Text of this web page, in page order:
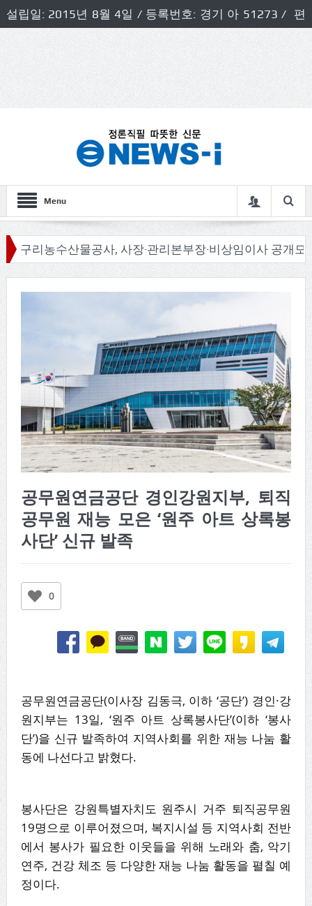
설립일: 2015년 8월 4일 / 등록번호: 경기 아 51273 / 편
집인 및 발행인: 허득천 / 개인정보책임자 및 청소년보호호
책임자: 최상규
Menu
농수산물공사, 사장·관리본부장·비상임이사 공개모집
공무원연금공단 경인강원지부, 퇴직
공무원 재능 모은 ‘원주 아트 상록봉
사단’ 신규 발족
0
공무원연금공단(이사장 김동극, 이하 ‘공단’) 경인·강
원지부는 13일, ‘원주 아트 상록봉사단’(이하 ‘봉사
단’)을 신규 발족하여 지역사회를 위한 재능 나눔 활
동에 나선다고 밝혔다.
봉사단은 강원특별자치도 원주시 거주 퇴직공무원
19명으로 이루어졌으며, 복지시설 등 지역사회 전반
에서 봉사가 필요한 이웃들을 위해 노래와 춤, 악기
연주, 건강 체조 등 다양한 재능 나눔 활동을 펼칠 예
정이다.